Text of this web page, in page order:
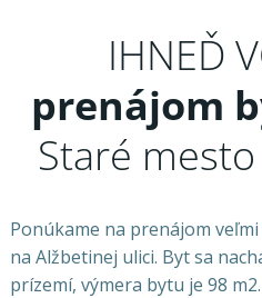
IHNEĎ
prenájom
Staré
Ponúkame na prenájom
na Alžbetinej ulici. Byt sa
prízemí, výmera bytu je 98